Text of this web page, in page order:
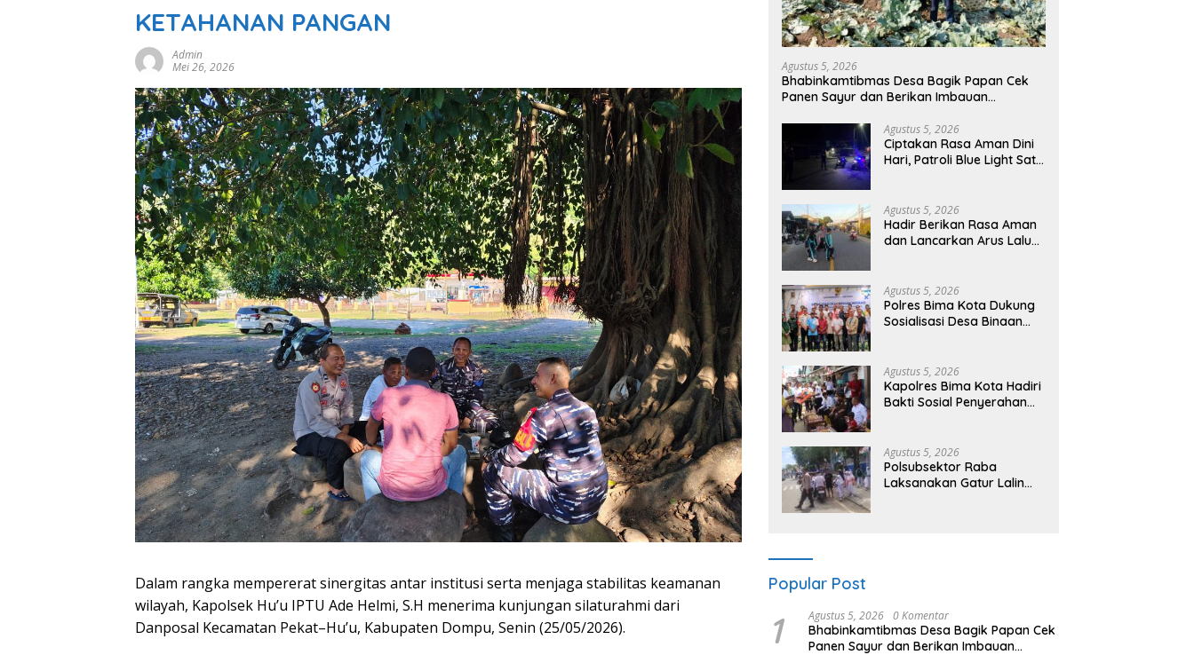
KETAHANAN PANGAN
Admin
Mei 26, 2026
Dalam rangka mempererat sinergitas antar institusi serta menjaga stabilitas keamanan
wilayah, Kapolsek Hu’u IPTU Ade Helmi, S.H menerima kunjungan silaturahmi dari
Danposal Kecamatan Pekat–Hu’u, Kabupaten Dompu, Senin (25/05/2026).
Agustus 5, 2026
Bhabinkamtibmas Desa Bagik Papan Cek
Panen Sayur dan Berikan Imbauan
Agustus 5, 2026
Ciptakan Rasa Aman Dini
Hari, Patroli Blue Light Sat
Antisipasi 3C
Agustus 5, 2026
Hadir Berikan Rasa Aman
dan Lancarkan Arus Lalu
Perenang
Agustus 5, 2026
Polres Bima Kota Dukung
Sosialisasi Desa Binaan
Agustus 5, 2026
Kapolres Bima Kota Hadiri
Bakti Sosial Penyerahan
Perahu di Teluk Bima
Agustus 5, 2026
Polsubsektor Raba
Laksanakan Gatur Lalin
Popular Post
1 Agustus 5, 2026 0 Komentar
Bhabinkamtibmas Desa Bagik Papan Cek
Panen Sayur dan Berikan Imbauan